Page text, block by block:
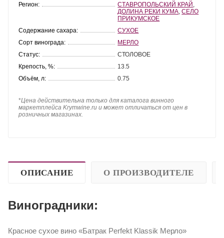
Регион:
СТАВРОПОЛЬСКИЙ КРАЙ
ДОЛИНА РЕКИ КУМА ,СЕЛО
ПРИКУМСКОЕ
Содержание сахара:
СУХОЕ
Сорт винограда:
МЕРЛО
Статус:
СТОЛОВОЕ
Крепость, %:
13.5
Объём, л:
0.75
*Цена действительна только для каталога винного
маркетплейса Krymwine.ru и может отличаться от цен в
розничных магазинах.
ОПИСАНИЕ О ПРОИЗВОДИТЕЛЕ
Виноградники:
Красное сухое вино «Батрак Perfekt Klassik Мерло»